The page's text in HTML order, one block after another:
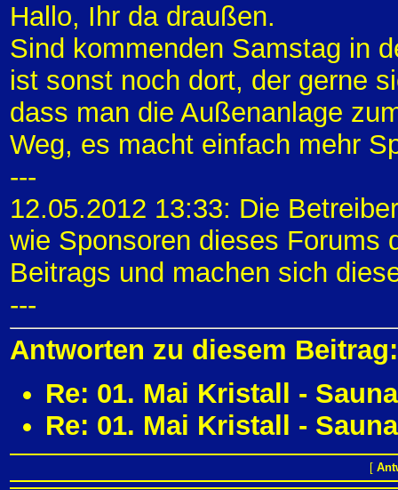
Hallo, Ihr da draußen.
Sind kommenden Samstag in
ist sonst noch dort, der gerne
dass man die Außenanlage
Weg, es macht einfach mehr
---
12.05.2012 13:33: Die
wie Sponsoren dieses Forums
Beitrags und machen sich
---
Antworten zu diesem Beitrag:
Re: 01. Mai Kristall -
Re: 01. Mai Kristall -
[